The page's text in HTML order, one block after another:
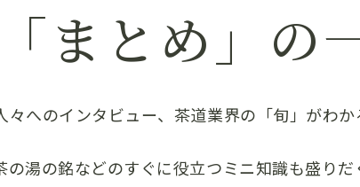
まとめ」の
へのインタビュー、茶道業界の「旬」がわ
湯の銘などのすぐに役立つミニ知識も盛り